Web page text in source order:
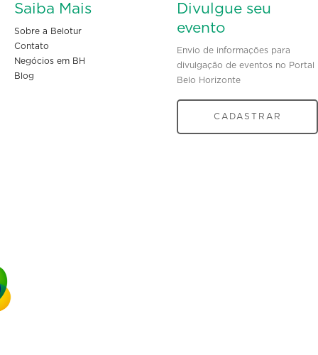
Saiba Mais
Sobre a Belotur
Contato
Negócios em BH
Blog
Divulgue seu
evento
Envio de informações para
divulgação de eventos no Portal
Belo Horizonte
CADASTRAR